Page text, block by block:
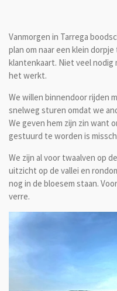
Vanmorgen in Tarrega
plan om naar een klein
klantenkaart. Niet veel nodig
het werkt.
We willen binnendoor rijden
snelweg sturen omdat we
We geven hem zijn zin want
gestuurd te worden is
We zijn al voor twaalven op
uitzicht op de vallei en
nog in de bloesem staan.
verre.